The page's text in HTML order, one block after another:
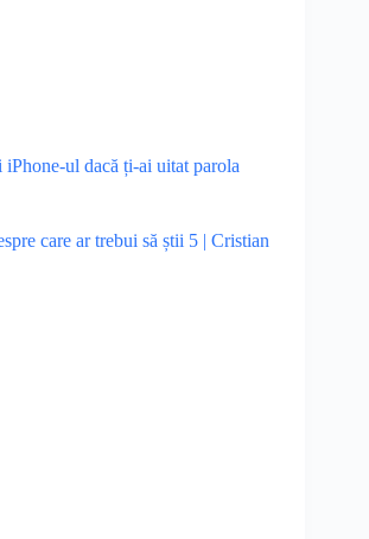
ul dacă ți-ai uitat parola